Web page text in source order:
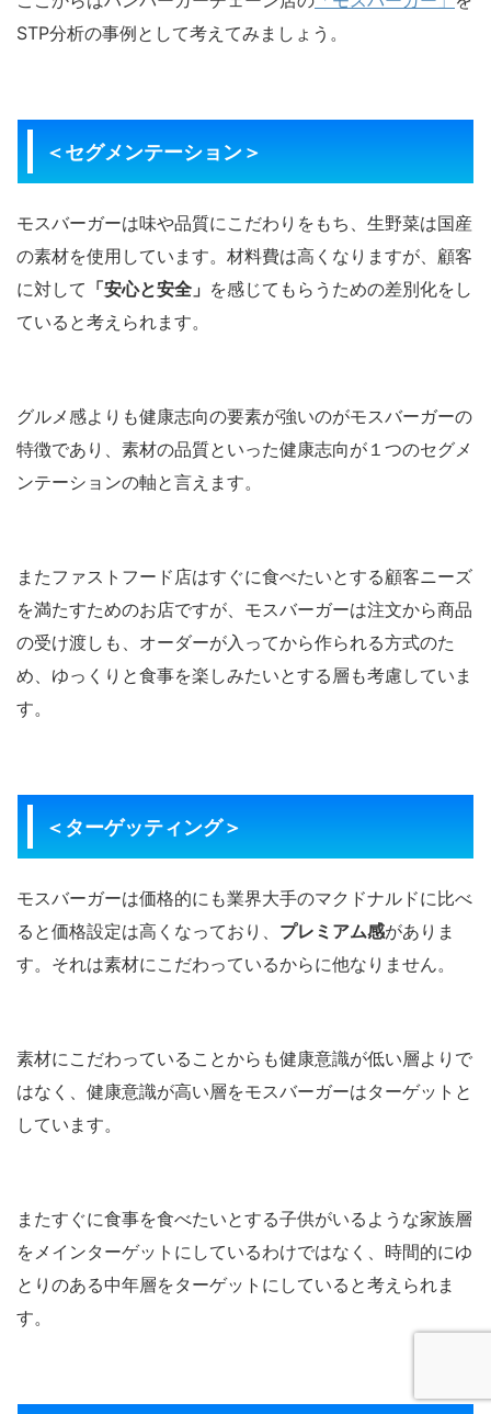
STP分析の事例として考えてみましょう。
＜セグメンテーション＞
モスバーガーは味や品質にこだわりをもち、生野菜は国産
の素材を使用しています。材料費は高くなりますが、顧客
に対して 「安心と安全」 を感じてもらうための差別化をし
ていると考えられます。
グルメ感よりも健康志向の要素が強いのがモスバーガーの
特徴であり、素材の品質といった健康志向が１つのセグメ
ンテーションの軸と言えます。
またファストフード店はすぐに食べたいとする顧客ニーズ
を満たすためのお店ですが、モスバーガーは注文から商品
の受け渡しも、オーダーが入ってから作られる方式のた
め、ゆっくりと食事を楽しみたいとする層も考慮していま
す。
＜ターゲッティング＞
モスバーガーは価格的にも業界大手のマクドナルドに比べ
ると価格設定は高くなっており、 プレミアム感がありま
す。それは素材にこだわっているからに他なりません。
素材にこだわっていることからも健康意識が低い層よりで
はなく、健康意識が高い層をモスバーガーはターゲットと
しています。
またすぐに食事を食べたいとする子供がいるような家族層
をメインターゲットにしているわけではなく、時間的にゆ
とりのある中年層をターゲットにしていると考えられま
す。